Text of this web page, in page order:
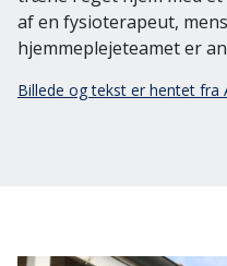
ExorLive Research
Webinar
Prøv gratis
Norsk
af en fysioterapeut,
hjemmeplejeteamet er
Billede og tekst er hentet fra